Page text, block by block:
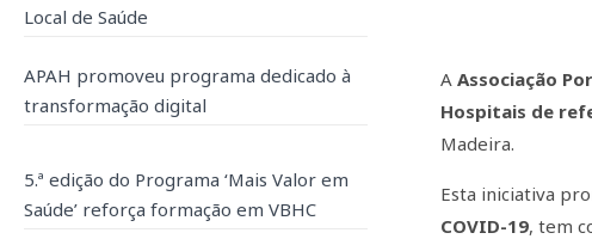
AAssociação
Hospitais de
Madeira.
Esta iniciativa
COVID-19, tem
Local de Saúde
APAH promoveu programa dedicado à
transformação digital
5.ª edição do Programa ‘Mais Valor em
Saúde’ reforça formação em VBHC